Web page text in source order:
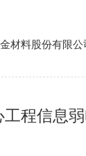
材料股份有限
程信息